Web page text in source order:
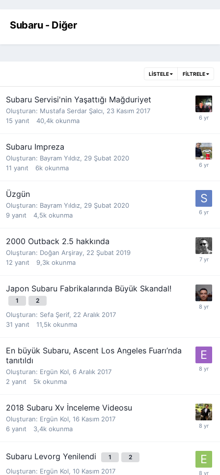
Subaru - Diğer
LISTELE FILTRELE
Subaru Servisi'nin Yaşattığı Mağduriyet
Oluşturan: Mustafa Serdar Şalcı, 23 Kasım 2017
15 yanıt 40,4k okunma
Subaru Impreza
Oluşturan: Bayram Yıldız, 29 Şubat 2020
11 yanıt 6k okunma
Üzgün
Oluşturan: Bayram Yıldız, 29 Şubat 2020
9 yanıt 4,5k okunma
2000 Outback 2.5 hakkında
Oluşturan: Doğan Arşiray, 22 Şubat 2019
12 yanıt 9,3k okunma
Japon Subaru Fabrikalarında Büyük Skandal!
1 2
Oluşturan: Sefa Şerif, 22 Aralık 2017
31 yanıt 11,5k okunma
En büyük Subaru, Ascent Los Angeles Fuarı’nda
tanıtıldı
Oluşturan: Ergün Kol, 6 Aralık 2017
2 yanıt 5k okunma
2018 Subaru Xv İnceleme Videosu
Oluşturan: Ergün Kol, 16 Kasım 2017
6 yanıt 3,4k okunma
Subaru Levorg Yenilendi 1 2
Oluşturan: Ergün Kol, 10 Kasım 2017